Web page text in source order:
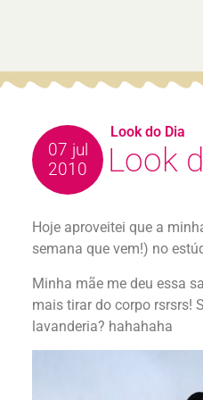
07 jul
2010
Look
Hoje aproveitei que a
semana que vem!) no
Minha mãe me deu essa
mais tirar do corpo rsrsrs!
lavanderia? hahahaha
Look do Dia